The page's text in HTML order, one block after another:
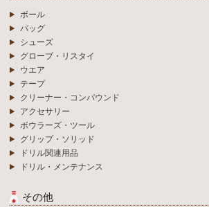
ボール
バッグ
シューズ
グローブ・リスタイ
ウエア
テープ
クリーナー・コンパウンド
アクセサリー
ボウラーズ・ツール
グリップ・ソリッド
ドリル関連用品
ドリル・メンテナンス
その他